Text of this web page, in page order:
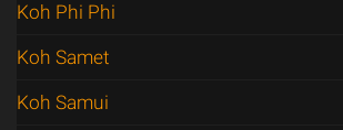
Koh Phi Phi
Koh Samet
Koh Samui